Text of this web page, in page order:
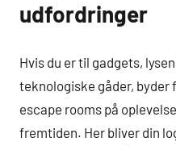
udfordringer
Hvis du er til gadgets,
teknologiske gåder, byder
escape rooms på
fremtiden. Her bliver din